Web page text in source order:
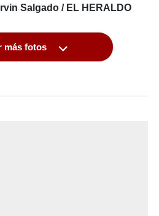
Salgado / EL HERALDO
más fotos